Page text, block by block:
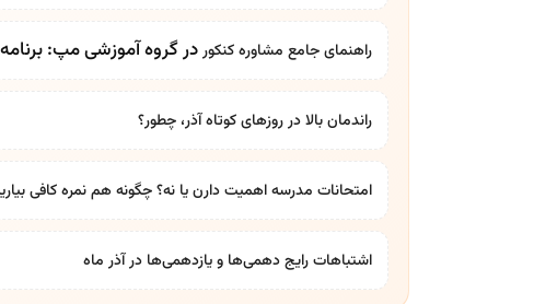
راهنمای جامع مشاوره کنکوردر گروه آموزشی مپ:
راندمان بالا در روزهای کوتاه آذر، چطور؟
امتحانات مدرسه اهمیت دارن یا نه؟ چگونه هم نمره کافی
اشتباهات رایج دهمی‌ها و یازدهمی‌ها در آذر ماه